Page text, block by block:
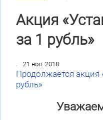
Акция
за 1 рубль»
21 ноя. 2018
Продолжается акция
рубль»